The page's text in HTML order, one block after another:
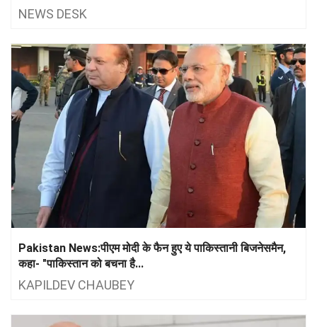
NEWS DESK
Pakistan News:पीएम मोदी के फैन हुए ये पाकिस्तानी बिजनेसमैन,
कहा- "पाकिस्तान को बचना है...
KAPILDEV CHAUBEY